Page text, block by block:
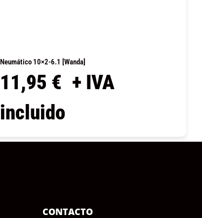
Neumático 10×2-6.1 [Wanda]
11,95 € + IVA
incluido
CONTACTO